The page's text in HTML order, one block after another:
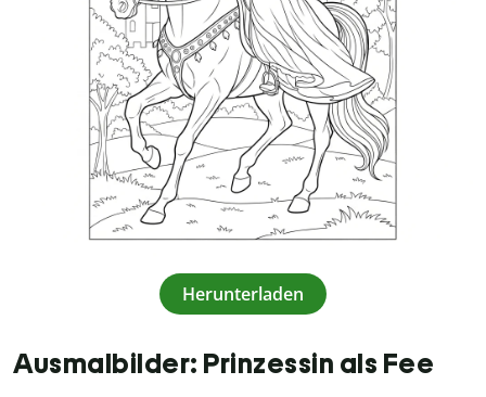
Herunterladen
Ausmalbilder: Prinzessin als Fee